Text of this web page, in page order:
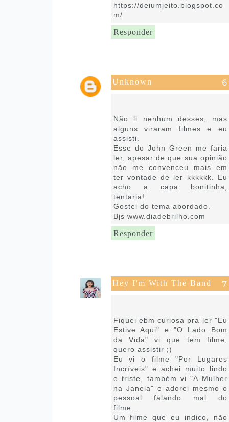
https://deiumjeito.blogspot.co
m/
Responder
Unknown
Não li nenhum desses, mas
alguns viraram filmes e eu
assisti.
Esse do John Green me faria
ler, apesar de que sua opinião
não me convenceu mais em
ter vontade de ler kkkkkk. Eu
acho a capa bonitinha,
tentaria!
Gostei do tema abordado.
Bjs www.diadebrilho.com
Responder
Hey I'm With The Band
Fiquei ebm curiosa pra ler "Eu
Estive Aqui" e "O Lado Bom
da Vida" vi que tem filme,
quero assistir ;)
Eu vi o filme "Por Lugares
Incríveis" e achei muito lindo
e triste, também vi "A Mulher
na Janela" e adorei mesmo o
pessoal falando mal do
filme...
Um filme que eu indico, não